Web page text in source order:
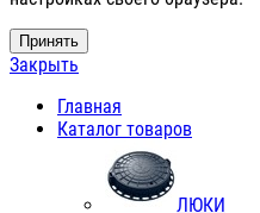
Принять
Закрыть
Главная
Каталог товаров
ЛЮКИ